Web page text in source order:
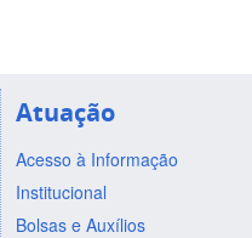
Atuação
Acesso à Informação
Institucional
Bolsas e Auxílios